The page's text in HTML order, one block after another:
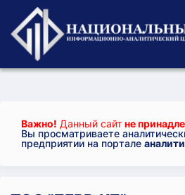
Важно! Данный сайт не
Вы просматриваете
предприятии на портале